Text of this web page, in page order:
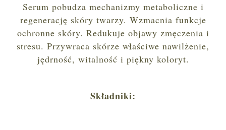
Serum pobudza mechanizmy metaboliczne i
regenerację skóry twarzy. Wzmacnia funkcje
ochronne skóry. Redukuje objawy zmęczenia i
stresu. Przywraca skórze właściwe nawilżenie,
jędrność, witalność i piękny koloryt.
Składniki: